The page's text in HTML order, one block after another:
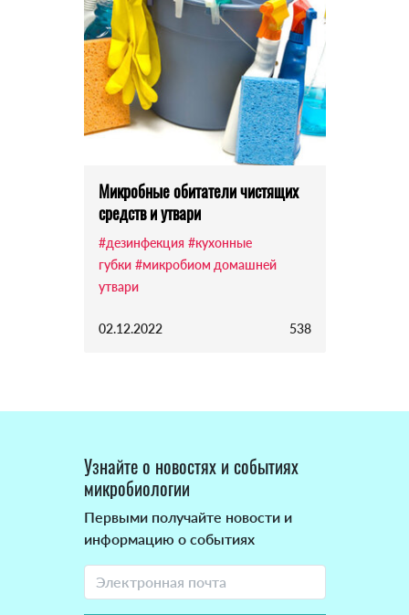
Микробные обитатели чистящих
средств и утвари
#дезинфекция #кухонные
губки #микробиом домашней
утвари
02.12.2022 538
Узнайте о новостях и событиях
микробиологии
Первыми получайте новости и
информацию о событиях